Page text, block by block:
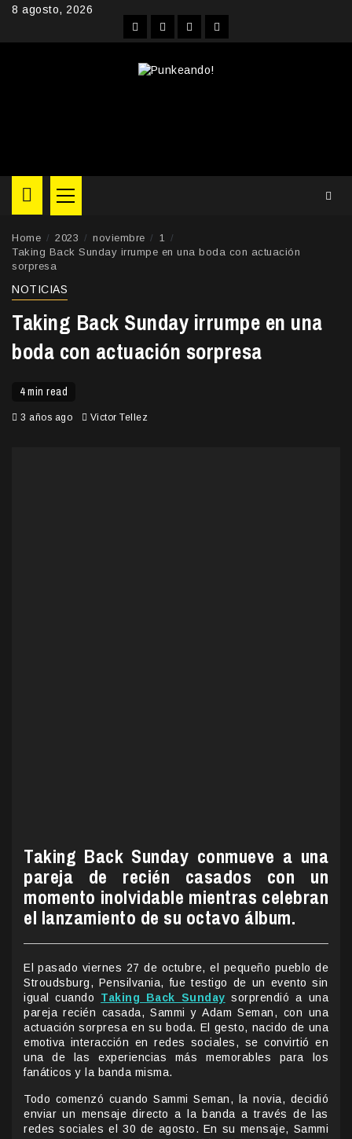
Skip8 agosto, 2026
FacebookInstagram
YouTubeTwitter
Primary
Menu
Home 2023 noviembre
1
Taking Back Sunday irrumpe en una boda con actuación
sorpresa
NOTICIAS
Taking Back Sunday irrumpe en una
boda con actuación sorpresa
4 min read
3 años ago Victor Tellez
Taking Back Sunday conmueve a una
pareja de recién casados con un
momento inolvidable mientras celebran
el lanzamiento de su octavo álbum.
El pasado viernes 27 de octubre, el pequeño pueblo de
Stroudsburg, Pensilvania, fue testigo de un evento sin
igual cuando Taking Back Sunday sorprendió a una
pareja recién casada, Sammi y Adam Seman, con una
actuación sorpresa en su boda. El gesto, nacido de una
emotiva interacción en redes sociales, se convirtió en
una de las experiencias más memorables para los
fanáticos y la banda misma.
Todo comenzó cuando Sammi Seman, la novia, decidió
enviar un mensaje directo a la banda a través de las
redes sociales el 30 de agosto. En su mensaje, Sammi